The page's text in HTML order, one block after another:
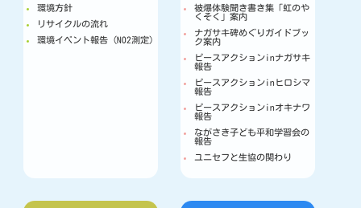
環境方針
リサイクルの流れ
環境イベント報告（NO2測定）
被爆体験聞き書き集「虹のや
くそく」案内
ナガサキ碑めぐりガイドブッ
ク案内
ピースアクションinナガサキ
報告
ピースアクションinヒロシマ
報告
ピースアクションinオキナワ
報告
ながさき子ども平和学習会の
報告
ユニセフと生協の関わり